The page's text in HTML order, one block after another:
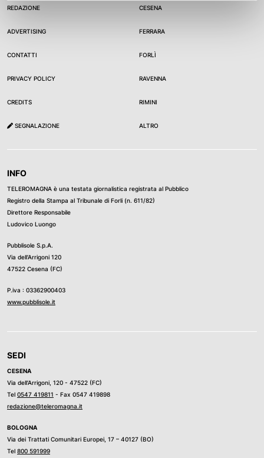
REDAZIONE
ADVERTISING
CONTATTI
PRIVACY POLICY
CREDITS
SEGNALAZIONE
CESENA
FERRARA
FORLÌ
RAVENNA
RIMINI
ALTRO
INFO
TELEROMAGNA è una testata giornalistica registrata al Pubblico
Registro della Stampa al Tribunale di Forli (n. 611/82)
Direttore Responsabile
Ludovico Luongo
Pubblisole S.p.A.
Via dell’Arrigoni 120
47522 Cesena (FC)
P.iva : 03362900403
www.pubblisole.it
SEDI
CESENA
Via dell’Arrigoni, 120 - 47522 (FC)
Tel 0547 419811 - Fax 0547 419898
redazione@teleromagna.it
BOLOGNA
Via dei Trattati Comunitari Europei, 17 – 40127 (BO)
Tel 800 591999